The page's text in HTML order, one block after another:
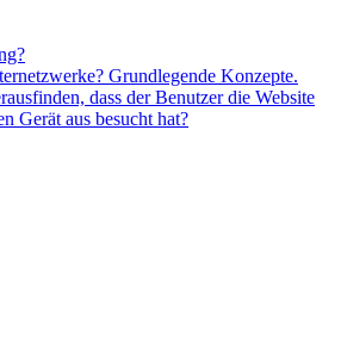
Grundlegende Konzepte.
dass der Benutzer die Website
Gerät aus besucht hat?